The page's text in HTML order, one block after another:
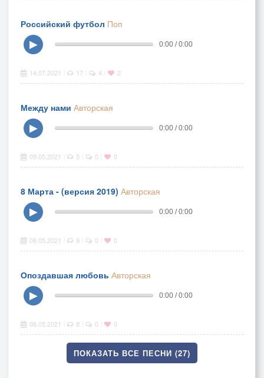
Российский футбол Поп
▶
0:00 / 0:00
14.07.2021 17 4 2
Между нами Авторская
▶
0:00 / 0:00
09.05.2021 5 0 0
8 Марта - (версия 2019) Авторская
▶
0:00 / 0:00
08.05.2021 9 0 0
Опоздавшая любовь Авторская
▶
0:00 / 0:00
08.05.2021 8 0 0
ПОКАЗАТЬ ВСЕ ПЕСНИ (27)